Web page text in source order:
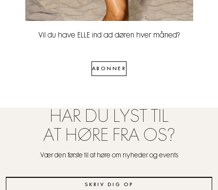
Vil du have ELLE ind ad døren hver måned?
ABONNER
HAR DU LYST TIL
AT HØRE FRA OS?
Vær den første til at høre om nyheder og events
SKRIV DIG OP